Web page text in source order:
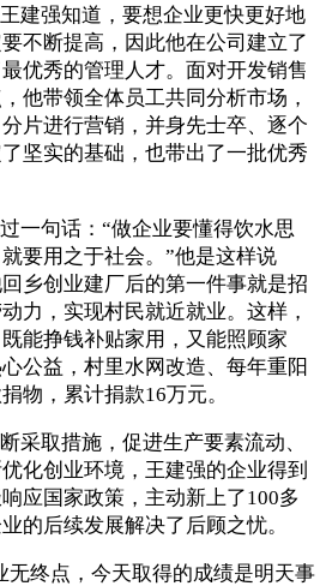
建强知道，要想企业更快更好地
不断提高，因此他在公司建立了
优秀的管理人才。面对开发销售
他带领全体员工共同分析市场，
片进行营销，并身先士卒、逐个
坚实的基础，也带出了一批优秀
一句话：“做企业要懂得饮水思
就要用之于社会。”他是这样说
乡创业建厂后的第一件事就是招
力，实现村民就近就业。这样，
能挣钱补贴家用，又能照顾家
公益，村里水网改造、每年重阳
物，累计捐款16万元。
采取措施，促进生产要素流动、
化创业环境，王建强的企业得到
应国家政策，主动新上了100多
的后续发展解决了后顾之忧。
无终点，今天取得的成绩是明天事